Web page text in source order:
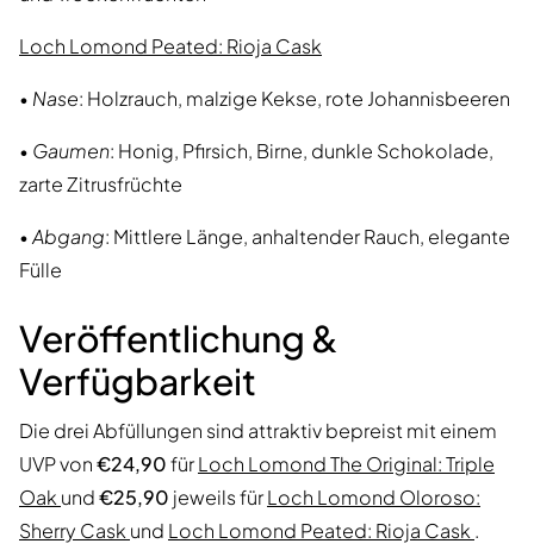
Loch Lomond Peated: Rioja Cask
• Nase: Holzrauch, malzige Kekse, rote Johannisbeeren
• Gaumen: Honig, Pfirsich, Birne, dunkle Schokolade,
zarte Zitrusfrüchte
•Abgang: Mittlere Länge, anhaltender Rauch, elegante
Fülle
Veröffentlichung &
Verfügbarkeit
Die drei Abfüllungen sind attraktiv bepreist mit einem
UVP von€24,90fürLoch Lomond The Original: Triple
Oak und€25,90 jeweils fürLoch Lomond Oloroso:
Sherry Cask und Loch Lomond Peated: Rioja Cask .